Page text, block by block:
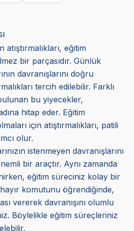
eğitim
bir parçasıdır. Günlük
davranışlarını doğru
tercih edilebilir. Farklı
bu yiyecekler,
hitap eder. Eğitim
için atıştırmalıkları, patili
olur.
istenmeyen davranışlarını
bir araçtır. Aynı zamanda
eğitim süreciniz kolay bir
komutunu öğrendiğinde,
vererek davranışını olumlu
Böylelikle eğitim süreçleriniz